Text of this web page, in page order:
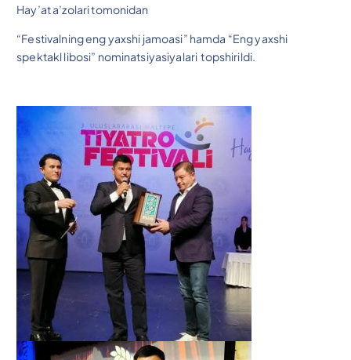
Hay’at a’zolari tomonidan
“Festivalning eng yaxshi jamoasi” hamda “Eng yaxshi
spektakl libosi” nominatsiyasiyalari topshirildi.